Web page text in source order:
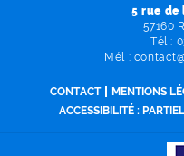
5 rue de
57160
Tél :
Mél : contact
CONTACT MENTIONS
ACCESSIBILITÉ :